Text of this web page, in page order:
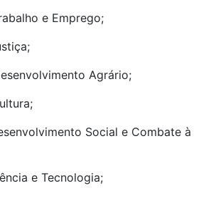
e Emprego;
Agrário;
Social e Combate à
e Tecnologia;